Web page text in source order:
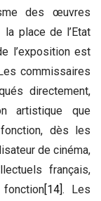
des œuvres
place de l’Etat
l’exposition est
commissaires
directement,
artistique que
dès les
de cinéma,
français,
[14]. Les